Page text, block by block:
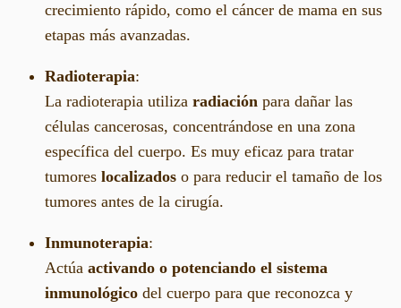
crecimiento rápido, como el cáncer de mama en sus
etapas más avanzadas.
Radioterapia:
La radioterapia utiliza radiación para dañar las
células cancerosas, concentrándose en una zona
específica del cuerpo. Es muy eficaz para tratar
tumores localizados o para reducir el tamaño de los
tumores antes de la cirugía.
Inmunoterapia:
Actúa activando o potenciando el sistema
inmunológico del cuerpo para que reconozca y